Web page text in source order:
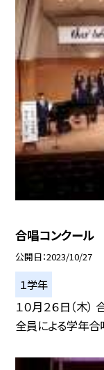
合唱コンクール
公開日 2023/10/27
１学年
１０月２６日（木
全員による学年合